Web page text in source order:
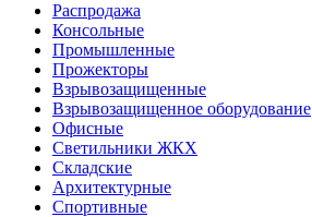
Распродажа
Консольные
Промышленные
Прожекторы
Взрывозащищенные
Взрывозащищенное оборудование
Офисные
Cветильники ЖКХ
Складские
Архитектурные
Спортивные